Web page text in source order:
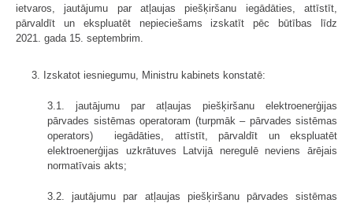
ietvaros, jautājumu par atļaujas piešķiršanu iegādāties, attīstīt,
pārvaldīt un ekspluatēt nepieciešams izskatīt pēc būtības līdz
2021. gada 15. septembrim.
3. Izskatot iesniegumu, Ministru kabinets konstatē:
3.1. jautājumu par atļaujas piešķiršanu elektroenerģijas
pārvades sistēmas operatoram (turpmāk – pārvades sistēmas
operators) iegādāties, attīstīt, pārvaldīt un ekspluatēt
elektroenerģijas uzkrātuves Latvijā neregulē neviens ārējais
normatīvais akts;
3.2. jautājumu par atļaujas piešķiršanu pārvades sistēmas